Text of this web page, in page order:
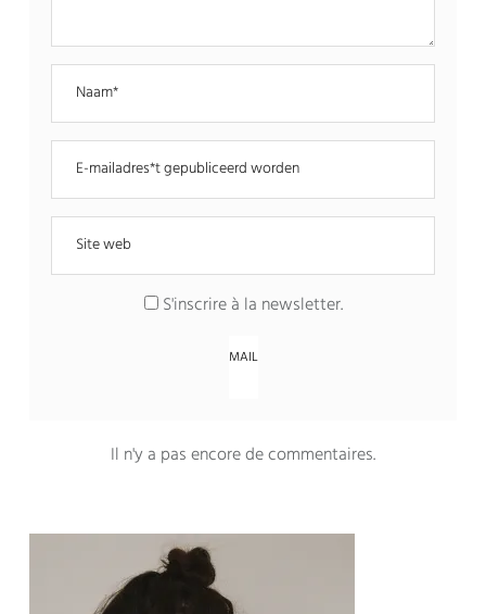
S'inscrire à la newsletter.
Il n'y a pas encore de commentaires.